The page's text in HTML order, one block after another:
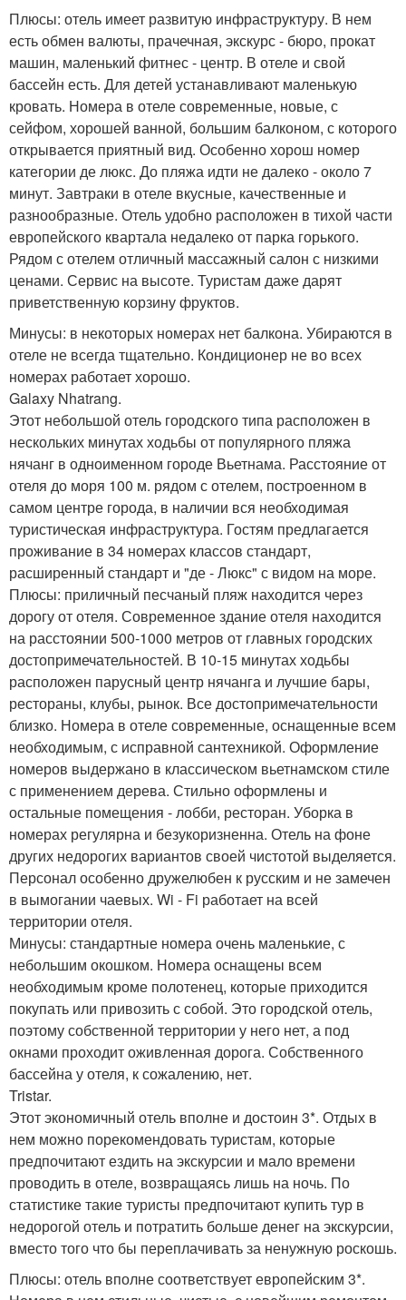
Плюсы: отель имеет развитую инфраструктуру. В нем
есть обмен валюты, прачечная, экскурс - бюро, прокат
машин, маленький фитнес - центр. В отеле и свой
бассейн есть. Для детей устанавливают маленькую
кровать. Номера в отеле современные, новые, с
сейфом, хорошей ванной, большим балконом, с которого
открывается приятный вид. Особенно хорош номер
категории де люкс. До пляжа идти не далеко - около 7
минут. Завтраки в отеле вкусные, качественные и
разнообразные. Отель удобно расположен в тихой части
европейского квартала недалеко от парка горького.
Рядом с отелем отличный массажный салон с низкими
ценами. Сервис на высоте. Туристам даже дарят
приветственную корзину фруктов.
Минусы: в некоторых номерах нет балкона. Убираются в
отеле не всегда тщательно. Кондиционер не во всех
номерах работает хорошо.
Galaxy Nhatrang.
Этот небольшой отель городского типа расположен в
нескольких минутах ходьбы от популярного пляжа
нячанг в одноименном городе Вьетнама. Расстояние от
отеля до моря 100 м. рядом с отелем, построенном в
самом центре города, в наличии вся необходимая
туристическая инфраструктура. Гостям предлагается
проживание в 34 номерах классов стандарт,
расширенный стандарт и "де - Люкс" с видом на море.
Плюсы: приличный песчаный пляж находится через
дорогу от отеля. Современное здание отеля находится
на расстоянии 500-1000 метров от главных городских
достопримечательностей. В 10-15 минутах ходьбы
расположен парусный центр нячанга и лучшие бары,
рестораны, клубы, рынок. Все достопримечательности
близко. Номера в отеле современные, оснащенные всем
необходимым, с исправной сантехникой. Оформление
номеров выдержано в классическом вьетнамском стиле
с применением дерева. Стильно оформлены и
остальные помещения - лобби, ресторан. Уборка в
номерах регулярна и безукоризненна. Отель на фоне
других недорогих вариантов своей чистотой выделяется.
Персонал особенно дружелюбен к русским и не замечен
в вымогании чаевых. Wi - Fi работает на всей
территории отеля.
Минусы: стандартные номера очень маленькие, с
небольшим окошком. Номера оснащены всем
необходимым кроме полотенец, которые приходится
покупать или привозить с собой. Это городской отель,
поэтому собственной территории у него нет, а под
окнами проходит оживленная дорога. Собственного
бассейна у отеля, к сожалению, нет.
Tristar.
Этот экономичный отель вполне и достоин 3*. Отдых в
нем можно порекомендовать туристам, которые
предпочитают ездить на экскурсии и мало времени
проводить в отеле, возвращаясь лишь на ночь. По
статистике такие туристы предпочитают купить тур в
недорогой отель и потратить больше денег на экскурсии,
вместо того что бы переплачивать за ненужную роскошь.
Плюсы: отель вполне соответствует европейским 3*.